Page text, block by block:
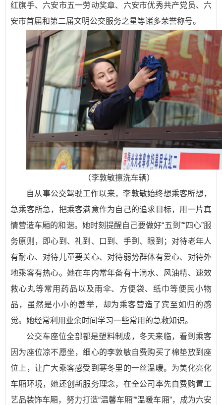
红旗手、六安市五一劳动奖章、六安市优秀共产党员、六
安市首届和第二届文明公交服务之星等诸多荣誉称号。
（李敦敏擦洗车辆）
自从事公交驾驶工作以来，李敦敏始终想乘客所想，
急乘客所急，把乘客满意作为自己的追求目标，用一片真
情营造车厢的和谐。她时刻提醒自己要做好“五到”“四心”服
务原则，即心到、礼到、口到、手到、眼到；对待老年人
有耐心、对待儿童要关心、对待弱势群体有爱心、对待外
地乘客有热心。她在车内常年备有十滴水、风油精、速效
救心丸等常用药品以及雨伞、方便袋、纸巾等便民小物
品，虽然是小小的善举，却为乘客营造了宾至如归的感
觉。她经常利用业余时间学习一些常用的急救知识。
公交车座位全部都是塑料制成，冬天来临，看到乘客
因为座位凉不愿坐，细心的李敦敏自费购买了棉垫放到座
位上，让广大乘客感受到寒冬里的一丝温暖。为美化亮化
车厢环境，她还创新服务理念，在全公司率先自费购置工
艺品装饰车厢，努力打造“温馨车厢”“温暖车厢”，成为六安